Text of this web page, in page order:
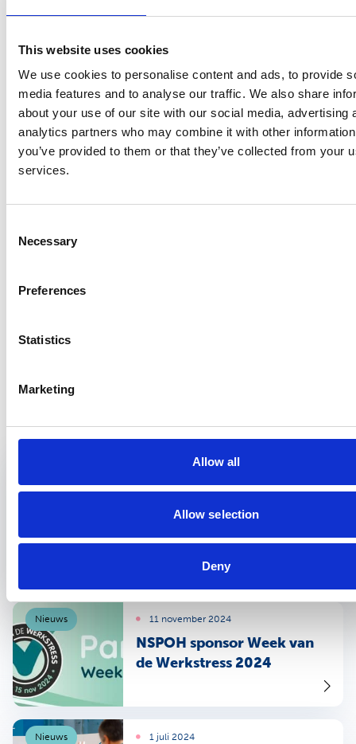
This website uses cookies
We use cookies to personalise content and ads, to provide
media features and to analyse our traffic. We also share
about your use of our site with our social media, advertising
analytics partners who may combine it with other
you’ve provided to them or that they’ve collected from your
services.
Selection
Necessary
Preferences
Statistics
Marketing
Allow all
Allow selection
Deny
Dit levert vaak een marge van meerdere uren op en wordt
vochtigheid en buitentemperatuur. Door gebruik van gegevens
op de smartwatch kan een schatting met een kleinere marge
gemaakt worden. Van Zandwijk: “Dit onderzoek is een eerste
stap in het forensisch gebruik van deze technologie in
overlijdensonderzoeken. We zien al mogelijkheden voor
vervolgonderzoek, bijvoorbeeld naar postmortale verplaatsing.”
De uitkomst van dit onderzoek laat zien dat een smartwatch
waarheidsvinding.
Data2Activity
onderzoek als onderdeel van de opleiding tot
Van kastje naar de muur
professionals
16 mei 2025
Nieuws
NSPOH sponsor Week van
de Werkstress 2024
11 november 2024
Nieuws 1 juli 2024